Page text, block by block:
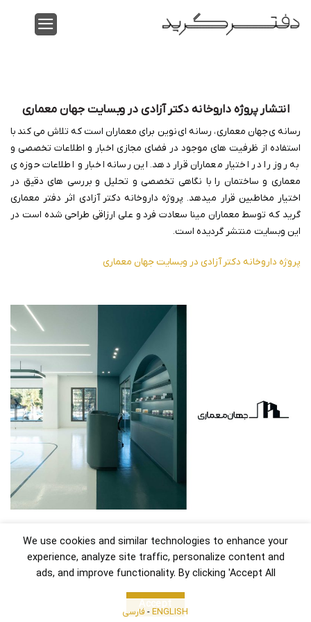
انتشار پروژه داروخانه دکتر آزادی در وبسایت جهان معماری
رسانه ی جهان معماری ، رسانه ای نوین برای معماران است که تلاش می کند با
استفاده از ظرفیت های موجود در فضای مجازی اخبار و اطلاعات تخصصی و
به روز را در اختیار معماران قرار دهد. این رسانه اخبار و اطلاعات حوزه ی
معماری و ساختمان را با نگاهی تخصصی و تحلیل و بررسی های دقیق در
اختیار مخاطبین قرار میدهد. پروژه داروخانه دکتر آزادی اثر دفتر معماری
گرید که توسط معماران مینا سعادت فرد و علی ارزاقی طراحی شده است در
این وبسایت منتشر گردیده است.
پروژه داروخانه دکتر آزادی در وبسایت جهان معماری
ENGLISH
- فارسی
We use cookies and similar technologies to enhance your
experience, analyze site traffic, personalize content and
ads, and improve functionality. By clicking 'Accept All